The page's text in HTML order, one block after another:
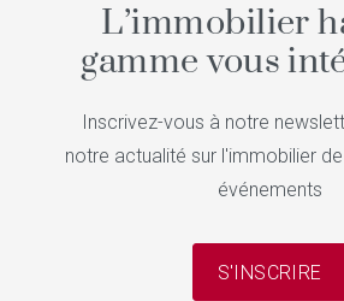
L’immobilier
gamme vous
Inscrivez-vous à notre
notre actualité sur l'immobilier
événements
S'INSCRIRE